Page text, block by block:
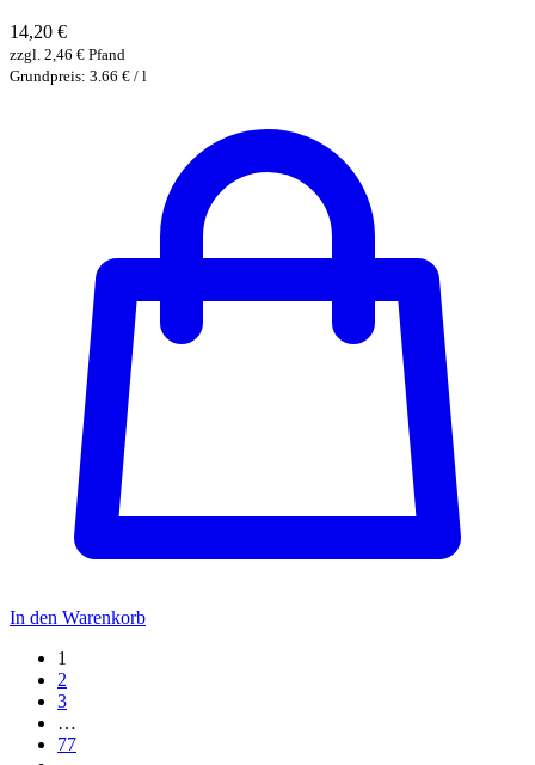
14,20 €
zzgl. 2,46 € Pfand
Grundpreis: 3.66 € / l
In den Warenkorb
1
2
3
…
77